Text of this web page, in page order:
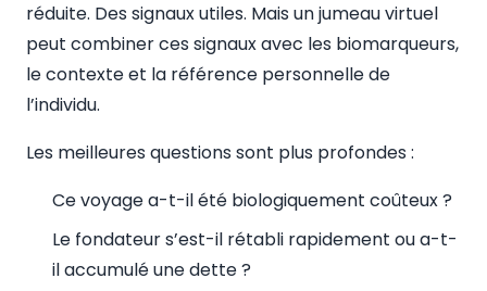
réduite. Des signaux utiles. Mais un jumeau virtuel
peut combiner ces signaux avec les biomarqueurs,
le contexte et la référence personnelle de
l’individu.
Les meilleures questions sont plus profondes :
Ce voyage a-t-il été biologiquement coûteux ?
Le fondateur s’est-il rétabli rapidement ou a-t-
il accumulé une dette ?